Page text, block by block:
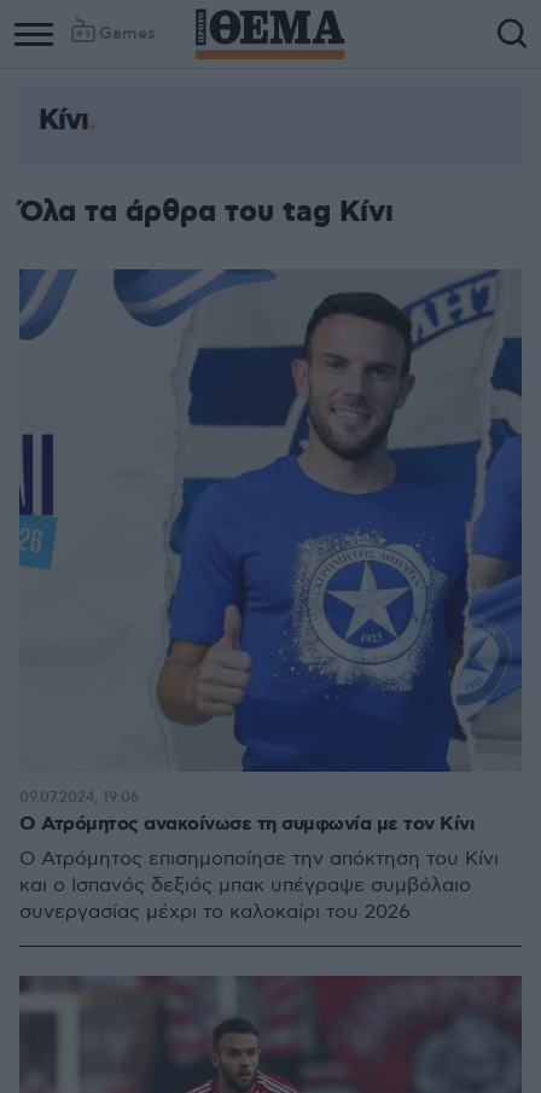
Games
Κίνι
Όλα τα άρθρα του tag Κίνι
Ο Ατρόμητος ανακοίνωσε τη συμφωνία με τον Κίνι
Ο Ατρόμητος επισημοποίησε την απόκτηση του Κίνι
και ο Ισπανός δεξιός μπακ υπέγραψε συμβόλαιο
συνεργασίας μέχρι το καλοκαίρι του 2026
09.07.2024, 19:06